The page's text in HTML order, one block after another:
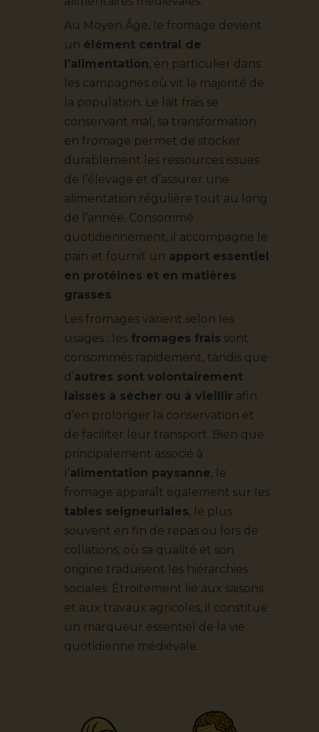
Au Moyen Âge, le fromage devient
un élément central de
l’alimentation , en particulier dans
les campagnes où vit la majorité de
la population. Le lait frais se
conservant mal, sa transformation
en fromage permet de stocker
durablement les ressources issues
de l’élevage et d’assurer une
alimentation régulière tout au long
de l’année. Consommé
quotidiennement, il accompagne le
pain et fournit un apport essentiel
en protéines et en matières
grasses
Les fromages varient selon les
usages : les fromages frais sont
consommés rapidement, tandis que
d’autres sont volontairement
laissés à sécher ou à vieillir afin
d’en prolonger la conservation et
de faciliter leur transport. Bien que
principalement associé à
l’alimentation paysanne , le
fromage apparaît également sur les
tables seigneuriales , le plus
souvent en fin de repas ou lors de
collations, où sa qualité et son
origine traduisent les hiérarchies
sociales. Étroitement lié aux saisons
et aux travaux agricoles, il constitue
un marqueur essentiel de la vie
quotidienne médiévale.